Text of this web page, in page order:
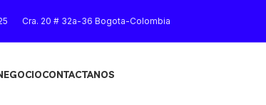
Cra. 20 # 32a-36 Bogota-Colombia
CONTACTANOS